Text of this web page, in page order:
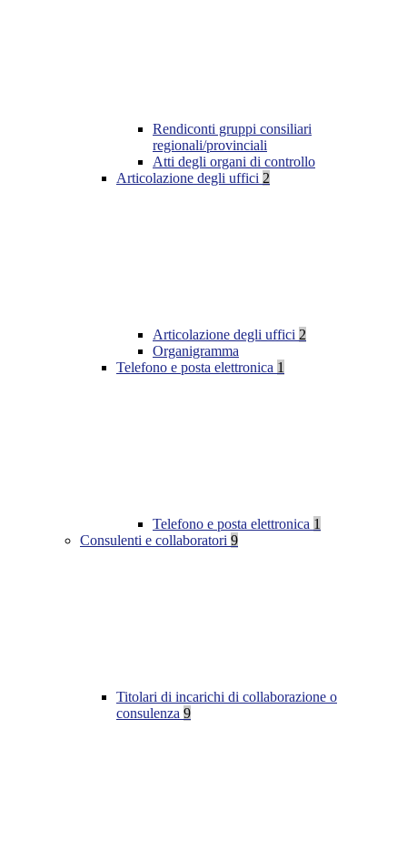
Rendiconti gruppi consiliari
regionali/provinciali
Atti degli organi di controllo
Articolazione degli uffici 2
Articolazione degli uffici 2
Organigramma
Telefono e posta elettronica 1
Telefono e posta elettronica 1
Consulenti e collaboratori 9
Titolari di incarichi di collaborazione o
consulenza 9